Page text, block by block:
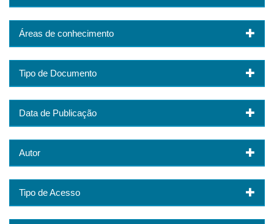
Áreas de conhecimento
Tipo de Documento
Data de Publicação
Autor
Tipo de Acesso